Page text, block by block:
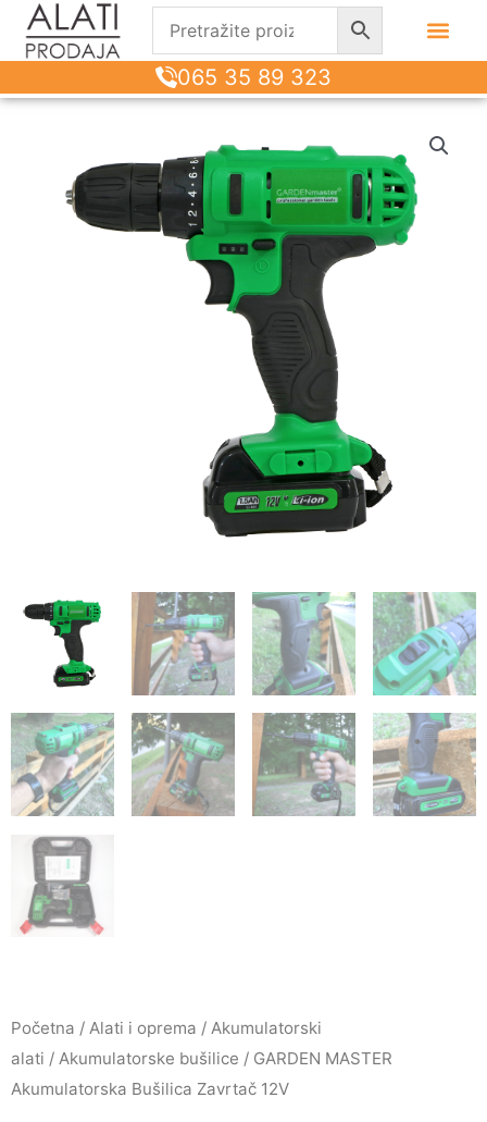
065 35 89 323
Početna / Alati i oprema / Akumulatorski
alati / Akumulatorske bušilice / GARDEN MASTER
Akumulatorska Bušilica Zavrtač 12V